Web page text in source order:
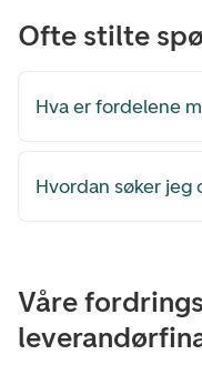
Ofte stilte
Hva er fordelene
Hvordan søker jeg
Våre